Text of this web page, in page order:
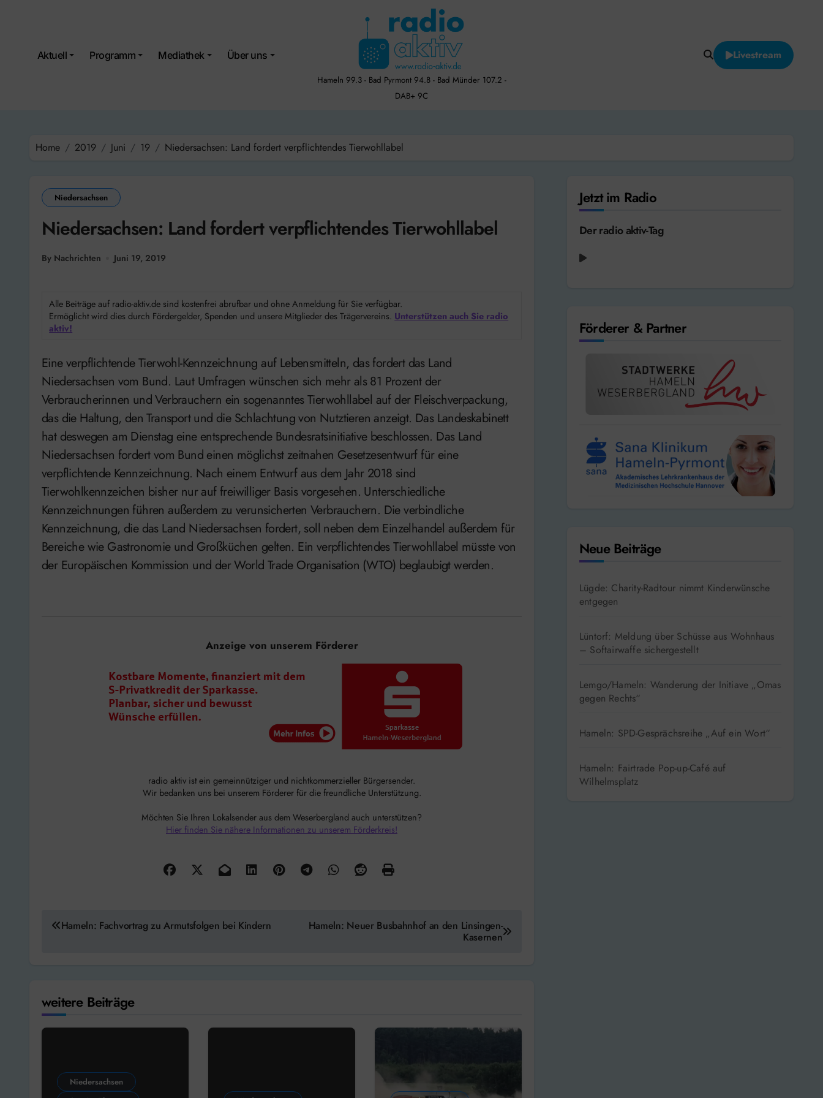
Aktuell Programm Mediathek Über uns
Hameln 99.3 - Bad Pyrmont 94.8 - Bad Münder 107.2 -
DAB+ 9C
Livestream
Home 2019 Juni 19 Niedersachsen: Land fordert verpflichtendes Tierwohllabel
Niedersachsen
Niedersachsen: Land fordert verpflichtendes Tierwohllabel
By Nachrichten Juni 19, 2019
Alle Beiträge auf radio-aktiv.de sind kostenfrei abrufbar und ohne Anmeldung für Sie verfügbar.
Ermöglicht wird dies durch Fördergelder, Spenden und unsere Mitglieder des Trägervereins. Unterstützen auch Sie radio
aktiv!
Eine verpflichtende Tierwohl-Kennzeichnung auf Lebensmitteln, das fordert das Land
Niedersachsen vom Bund. Laut Umfragen wünschen sich mehr als 81 Prozent der
Verbraucherinnen und Verbrauchern ein sogenanntes Tierwohllabel auf der Fleischverpackung,
das die Haltung, den Transport und die Schlachtung von Nutztieren anzeigt. Das Landeskabinett
hat deswegen am Dienstag eine entsprechende Bundesratsinitiative beschlossen. Das Land
Niedersachsen fordert vom Bund einen möglichst zeitnahen Gesetzesentwurf für eine
verpflichtende Kennzeichnung. Nach einem Entwurf aus dem Jahr 2018 sind
Tierwohlkennzeichen bisher nur auf freiwilliger Basis vorgesehen. Unterschiedliche
Kennzeichnungen führen außerdem zu verunsicherten Verbrauchern. Die verbindliche
Kennzeichnung, die das Land Niedersachsen fordert, soll neben dem Einzelhandel außerdem für
Bereiche wie Gastronomie und Großküchen gelten. Ein verpflichtendes Tierwohllabel müsste von
der Europäischen Kommission und der World Trade Organisation (WTO) beglaubigt werden.
Anzeige von unserem Förderer
radio aktiv ist ein gemeinnütziger und nichtkommerzieller Bürgersender.
Wir bedanken uns bei unserem Förderer für die freundliche Unterstützung.
Möchten Sie Ihren Lokalsender aus dem Weserbergland auch unterstützen?
Hier finden Sie nähere Informationen zu unserem Förderkreis!
Beitragsnavigation
Hameln: Fachvortrag zu Armutsfolgen bei Kindern
Hameln: Neuer Busbahnhof an den Linsingen-
Kasernen
weitere Beiträge
Niedersachsen
Jetzt im Radio
Der radio aktiv-Tag
Förderer & Partner
Neue Beiträge
Lügde: Charity-Radtour nimmt Kinderwünsche
Lüntorf: Meldung über Schüsse aus Wohnhaus
Lemgo/Hameln: Wanderung der Initiave „Omas
Hameln: Fairtrade Pop-up-Café auf